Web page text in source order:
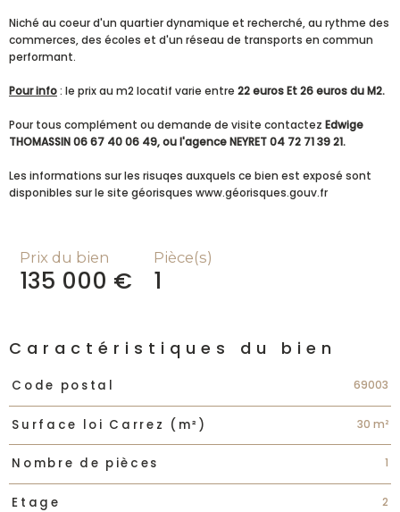
Niché au coeur d'un quartier dynamique et recherché, au rythme des
commerces, des écoles et d'un réseau de transports en commun
performant.
Pour info: le prix au m2 locatif varie entre 22 euros Et 26 euros du M2.
Pour tous complément ou demande de visite contactez Edwige
THOMASSIN 06 67 40 06 49, ou l'agence NEYRET 04 72 71 39 21.
Les informations sur les risuqes auxquels ce bien est exposé sont
disponibles sur le site géorisques www.géorisques.gouv.fr
Prix du bien
135 000 €
Pièce(s)
1
Caractéristiques du bien
Caractéristiques Valeurs
Code postal 69003
Surface loi Carrez (m²) 30 m²
Nombre de pièces 1
Etage 2